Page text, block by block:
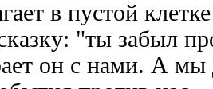
в пустой
"ты забыл
он с нами. А мы